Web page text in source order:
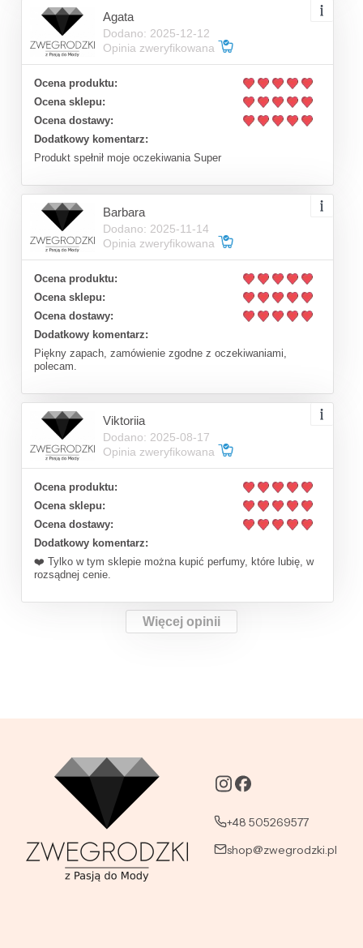
Agata
Dodano: 2025-12-12
Opinia zweryfikowana
Ocena produktu:
Ocena sklepu:
Ocena dostawy:
Dodatkowy komentarz:
Produkt spełnił moje oczekiwania Super
Barbara
Dodano: 2025-11-14
Opinia zweryfikowana
Ocena produktu:
Ocena sklepu:
Ocena dostawy:
Dodatkowy komentarz:
Piękny zapach, zamówienie zgodne z oczekiwaniami,
polecam.
Viktoriia
Dodano: 2025-08-17
Opinia zweryfikowana
Ocena produktu:
Ocena sklepu:
Ocena dostawy:
Dodatkowy komentarz:
❤️ Tylko w tym sklepie można kupić perfumy, które lubię, w
rozsądnej cenie.
Więcej opinii
+48 505269577
shop@zwegrodzki.pl